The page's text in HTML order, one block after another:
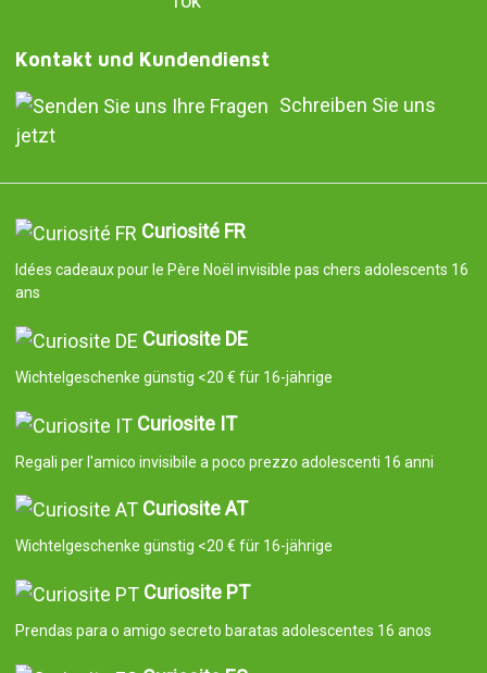
Kontakt und Kundendienst
Schreiben Sie uns
jetzt
Curiosité FR
Idées cadeaux pour le Père Noël invisible pas chers adolescents 16
ans
Curiosite DE
Wichtelgeschenke günstig <20 € für 16-jährige
Curiosite IT
Regali per l'amico invisibile a poco prezzo adolescenti 16 anni
Curiosite AT
Wichtelgeschenke günstig <20 € für 16-jährige
Curiosite PT
Prendas para o amigo secreto baratas adolescentes 16 anos